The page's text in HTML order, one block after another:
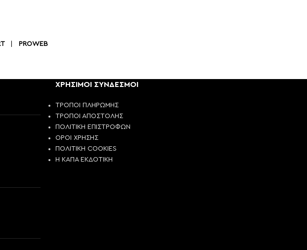
| PROWEB
ΧΡΗΣΙΜΟΙ ΣΥΝΔΕΣΜΟΙ
ΤΡΟΠΟΙ ΠΛΗΡΩΜΗΣ
ΤΡΟΠΟΙ ΑΠΟΣΤΟΛΗΣ
ΠΟΛΙΤΙΚΗ ΕΠΙΣΤΡΟΦΩΝ
ΟΡΟΙ ΧΡΗΣΗΣ
ΠΟΛΙΤΙΚΗ COOKIES
Η ΚΑΠΑ ΕΚΔΟΤΙΚΗ